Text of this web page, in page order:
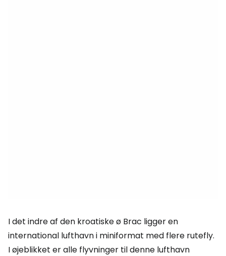
I det indre af den kroatiske ø Brac ligger en
international lufthavn i miniformat med flere rutefly.
I øjeblikket er alle flyvninger til denne lufthavn